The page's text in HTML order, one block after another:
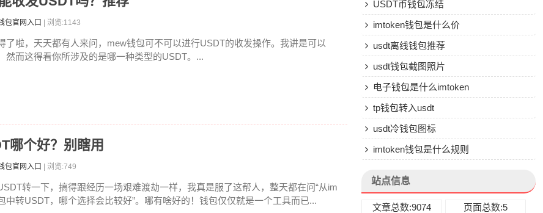
包官网入口 | 浏览:1143
了啦，天天都有人来问，mew钱包可不可以进行USDT的收发操作。我讲是可以
然而这得看你所涉及的是哪一种类型的USDT。...
哪个好？别瞎用
包官网入口 | 浏览:749
转一下，搞得跟经历一场艰难渡劫一样，我真是服了这帮人，整天都在问“从im
中转USDT，哪个选择会比较好”。哪有啥好的！钱包仅仅就是一个工具而已...
USDT币钱包冻结
imtoken钱包是什么价
usdt离线钱包推荐
usdt钱包截图照片
电子钱包是什么imtoken
tp钱包转入usdt
usdt冷钱包图标
imtoken钱包是什么规则
站点信息
文章总数:9074
页面总数:5